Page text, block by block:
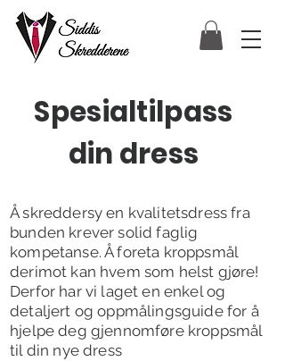
Spesialtilpass
din dress
Å skreddersy en kvalitetsdress fra
bunden krever solid faglig
kompetanse. Å foreta kroppsmål
derimot kan hvem som helst gjøre!
Derfor har vi laget en enkel og
detaljert og oppmålingsguide for å
hjelpe deg gjennomføre kroppsmål
til din nye dress